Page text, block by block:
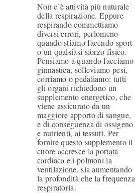
Non c’è attività più naturale
della respirazione. Eppure
respirando commettiamo
diversi errori, perlomeno
quando stiamo facendo sport
o un qualsiasi sforzo fisico.
Pensiamo a quando facciamo
ginnastica, solleviamo pesi,
corriamo o pedaliamo: tutti
gli organi richiedono un
supplemento energetico, che
viene assicurato da un
maggiore apporto di sangue,
e di conseguenza di ossigeno
e nutrienti, ai tessuti. Per
fornire questo supplemento il
cuore accresce la portata
cardiaca e i polmoni la
ventilazione, sia aumentando
la profondità che la frequenza
respiratoria.